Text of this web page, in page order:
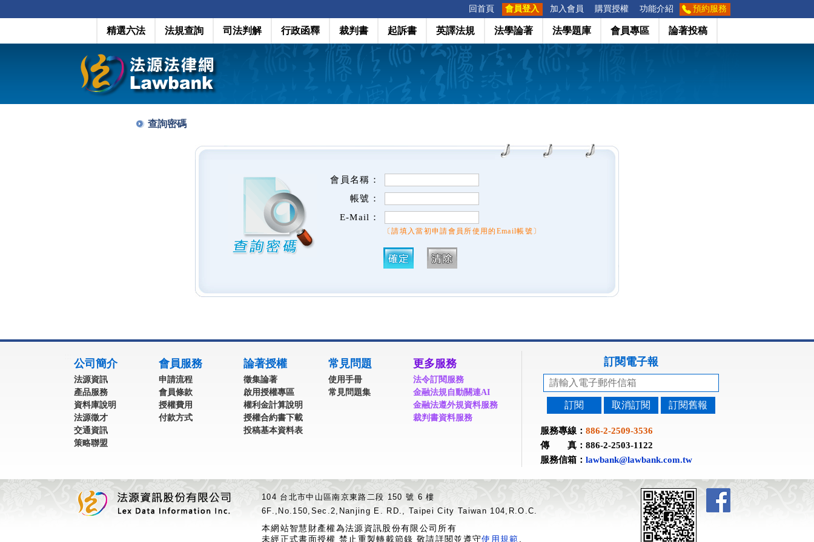
回首頁 會員登入 加入會員 購買授權 功能介紹 預約服務
精選六法 法規查詢 司法判解 行政函釋 裁判書 起訴書 英譯法規 法學論著 法學題庫 會員專區 論著投稿
查詢密碼
會員名稱：
帳號：
E-Mail：
〔請填入當初申請會員所使用的Email帳號〕
公司簡介
法源資訊
產品服務
資料庫說明
法源徵才
交通資訊
策略聯盟
會員服務
申請流程
會員條款
授權費用
付款方式
論著授權
徵集論著
啟用授權專區
權利金計算說明
授權合約書下載
投稿基本資料表
常見問題
使用手冊
常見問題集
更多服務
法令訂閱服務
金融法規自動關連AI
金融法遵外規資料服務
裁判書資料服務
訂閱電子報
訂閱 取消訂閱 訂閱舊報
服務專線： 886-2-2509-3536
傳 真：886-2-2503-1122
服務信箱： lawbank@lawbank.com.tw
104 台北市中山區南京東路二段 150 號 6 樓
6F.,No.150,Sec.2,Nanjing E. RD., Taipei City Taiwan 104,R.O.C.
本網站智慧財產權為法源資訊股份有限公司所有
未經正式書面授權 禁止重製轉載節錄 敬請詳閱並遵守使用規範